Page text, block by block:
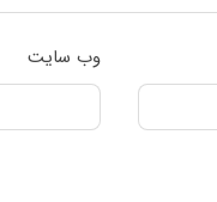
وب‌ سایت